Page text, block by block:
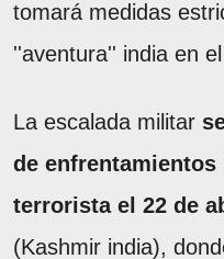
tomará medidas
''aventura'' india en
La escalada militar
de
terrorista el 22 de
(Kashmir india),